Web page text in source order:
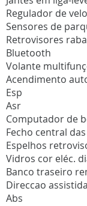
Regulador de
Sensores de
Retrovisores
Bluetooth
Volante
Acendimento
Esp
Asr
Computador de
Fecho central
Espelhos
Vidros cor eléc.
Banco traseiro
Direccao assistida
Abs